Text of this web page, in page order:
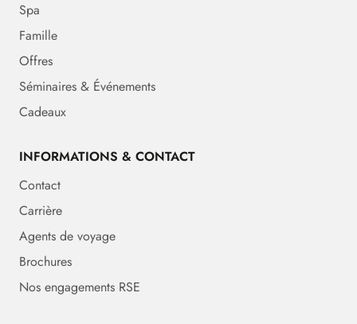
Spa
Famille
Offres
Séminaires & Événements
Cadeaux
INFORMATIONS & CONTACT
Contact
Carrière
Agents de voyage
Brochures
Nos engagements RSE